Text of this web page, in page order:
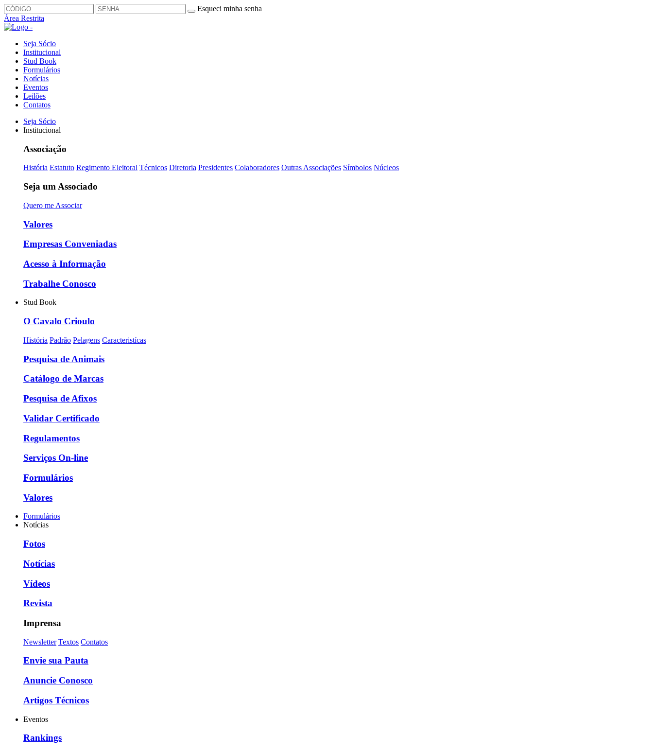
Esqueci minha senha
Área Restrita
Seja Sócio
Institucional
Stud Book
Formulários
Notícias
Eventos
Leilões
Contatos
Seja Sócio
Institucional
Associação
História Estatuto Regimento Eleitoral Técnicos Diretoria Presidentes Colaboradores Outras Associações Símbolos Núcleos
Seja um Associado
Quero me Associar
Valores
Empresas Conveniadas
Acesso à Informação
Trabalhe Conosco
Stud Book
O Cavalo Crioulo
História Padrão Pelagens Caracteristícas
Pesquisa de Animais
Catálogo de Marcas
Pesquisa de Afixos
Validar Certificado
Regulamentos
Serviços On-line
Formulários
Valores
Formulários
Notícias
Fotos
Notícias
Vídeos
Revista
Imprensa
Newsletter Textos Contatos
Envie sua Pauta
Anuncie Conosco
Artigos Técnicos
Eventos
Rankings